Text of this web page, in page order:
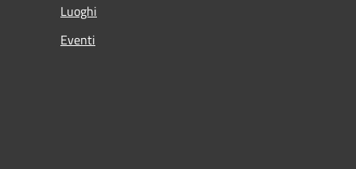
Luoghi
Eventi